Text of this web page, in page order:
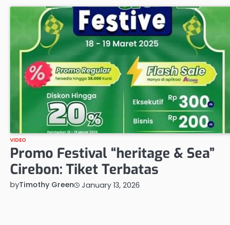
VIDEO
Promo Festival “heritage & Sea”
Cirebon: Tiket Terbatas
byTimothy Green January 13, 2026